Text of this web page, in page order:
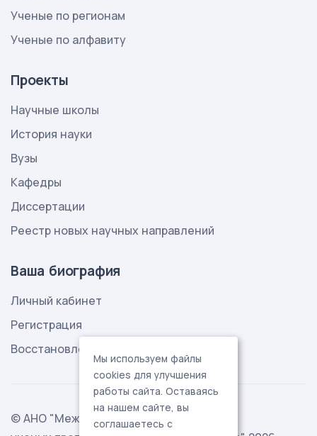
Ученые по регионам
Ученые по алфавиту
Проекты
Научные школы
История науки
Вузы
Кафедры
Диссертации
Реестр новых научных направлений
Ваша биография
Личный кабинет
Регистрация
Восстановление пароля
© АНО "Международная ассоциация
Мы используем файлы
cookies для улучшения
работы сайта. Оставаясь
на нашем сайте, вы
соглашаетесь с